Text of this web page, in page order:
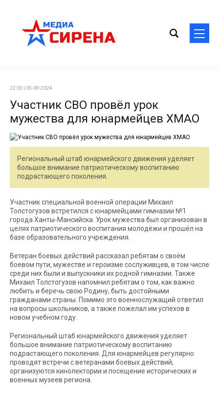
22:03 | 05-09-2024
Участник СВО провёл урок
мужества для юнармейцев ХМАО
Региональный штаб юнармейского движения уделяет
большое внимание патриотическому воспитанию
подрастающего поколения.
Участник специальной военной операции Михаил
Толстогузов встретился с юнармейцами гимназии №1
города Ханты-Мансийска. Урок мужества был организован в
целях патриотического воспитания молодёжи и прошёл на
базе образовательного учреждения.
Ветеран боевых действий рассказал ребятам о своём
боевом пути, мужестве и героизме сослуживцев, в том числе
среди них были и выпускники их родной гимназии. Также
Михаил Толстогузов напомнил ребятам о том, как важно
любить и беречь свою Родину, быть достойными
гражданами страны. Помимо это военнослужащий ответил
на вопросы школьников, а также пожелал им успехов в
новом учебном году.
Региональный штаб юнармейского движения уделяет
большое внимание патриотическому воспитанию
подрастающего поколения. Для юнармейцев регулярно
проводят встречи с ветеранами боевых действий,
организуются кинолектории и посещение исторических и
военных музеев региона.